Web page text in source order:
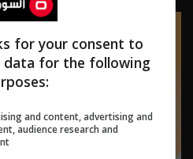
for your consent to
data for the following
and content, advertising and
audience research and